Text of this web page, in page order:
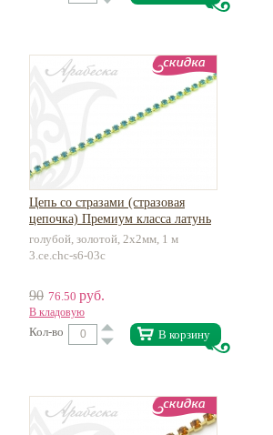
Цепь со стразами (стразовая
цепочка) Премиум класса латунь
голубой, золотой, 2х2мм, 1 м
3.ce.chc-s6-03c
90 76.50 руб.
В кладовую
Кол-во В корзину